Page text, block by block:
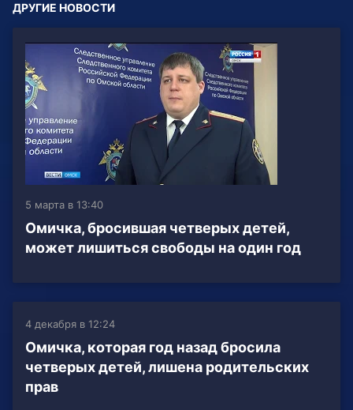
ДРУГИЕ НОВОСТИ
5 марта в 13:40
Омичка, бросившая четверых детей,
может лишиться свободы на один год
4 декабря в 12:24
Омичка, которая год назад бросила
четверых детей, лишена родительских
прав